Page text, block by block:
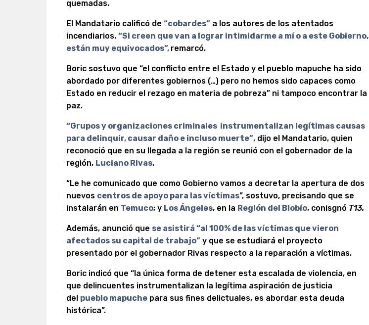
quemadas.
El Mandatario calificó de“cobardes” a los autores de los atentados
incendiarios.“Si creen que van a lograr intimidarme a mí o a este Gobierno,
están muy equivocados”, remarcó.
Boric sostuvo que “el conflicto entre el Estado y el pueblo mapuche ha sido
abordado por diferentes gobiernos (…) pero no hemos sido capaces como
Estado en reducir el rezago en materia de pobreza” ni tampoco encontrar la
paz.
“Grupos y organizaciones criminales instrumentalizan legítimas causas
para delinquir, causar daño e incluso muerte”, dijo el Mandatario, quien
reconoció que en su llegada a la región se reunió con el gobernador de la
región, Luciano Rivas.
“Le he comunicado que como Gobierno vamos a decretar la apertura de dos
nuevos centros de apoyo para las víctimas”, sostuvo, precisando que se
instalarán en Temuco; y Los Ángeles, en la Región del Biobío, conisgnó T13.
Además, anunció que se asistirá “al 100% de las víctimas que vieron
afectados su capital de trabajo” y que se estudiará el proyecto
presentado por el gobernador Rivas respecto a la reparación a víctimas.
Boric indicó que “la única forma de detener esta escalada de violencia, en
que delincuentes instrumentalizan la legítima aspiración de justicia
del pueblo mapuche para sus fines delictuales, es abordar esta deuda
histórica”.